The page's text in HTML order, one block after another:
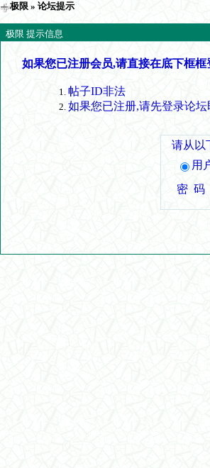
极限 » 论坛提示
极限 提示信息
如果您已注册会员,请直接在底下框
帖子ID非法
如果您已注册,请先登录论
请从以
用
密 码